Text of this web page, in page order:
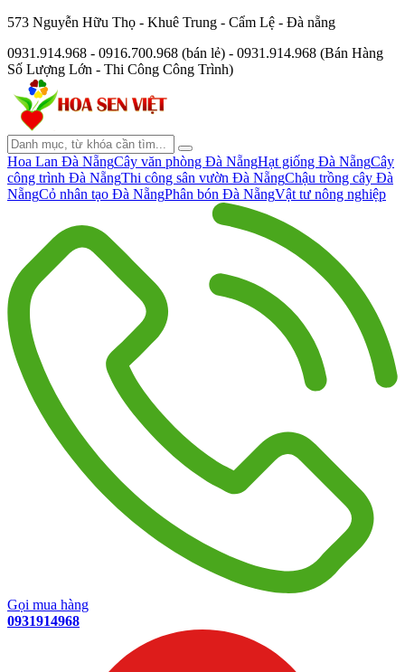
573 Nguyễn Hữu Thọ - Khuê Trung - Cẩm Lệ - Đà nẵng
0931.914.968 - 0916.700.968 (bán lẻ) - 0931.914.968 (Bán Hàng
Số Lượng Lớn - Thi Công Công Trình)
Hoa Lan Đà NẵngCây văn phòng Đà NẵngHạt giống Đà NẵngCây
công trình Đà NẵngThi công sân vườn Đà NẵngChậu trồng cây Đà
NẵngCỏ nhân tạo Đà NẵngPhân bón Đà NẵngVật tư nông nghiệp
Gọi mua hàng
0931914968